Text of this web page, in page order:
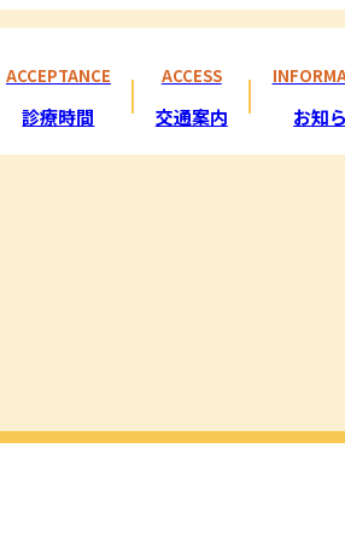
ACCEPTANCE
診療時間
ACCESS
交通案内 お知